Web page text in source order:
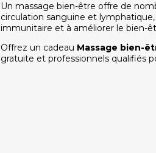
Un massage bien-être offre de
circulation sanguine et
immunitaire et à améliorer le bien-
Offrez un cadeau Massage bien-
gratuite et professionnels qualifiés